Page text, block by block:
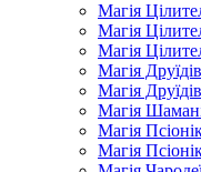
Магія
Магія
Магія
Магія
Магія
Магія
Магія
Магія